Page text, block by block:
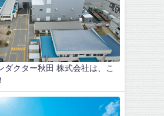
ダクター秋田 株式会社は、こ